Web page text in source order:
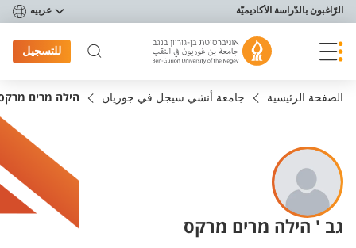
תפריט נגישות
الرّاغبون بالدّراسة الأكاديميّة عربيه
للتسجيل
الصفحة الرئيسية جامعة أنشي سيجل في جوريان הילה מרים
גב ' הילה מרים מרקס